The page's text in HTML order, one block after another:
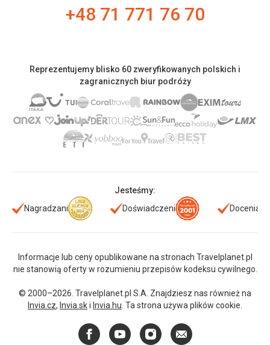
+48 71 771 76 70
Reprezentujemy blisko 60 zweryfikowanych polskich i
zagranicznych biur podróży
Jesteśmy:
Nagradzani
Doświadczeni Doceniani
Informacje lub ceny opublikowane na stronach Travelplanet.pl
nie stanowią oferty w rozumieniu przepisów kodeksu cywilnego.
© 2000–2026. Travelplanet.pl S.A. Znajdziesz nas również na
Invia.cz, Invia.ski Invia.hu . Ta strona używa plików cookie.
FacebookYouTubeInstagram
E-